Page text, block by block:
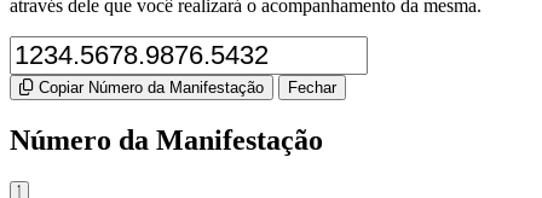
através dele que você realizará o acompanhamento da mesma.
Copiar Número da Manifestação Fechar
Número da Manifestação